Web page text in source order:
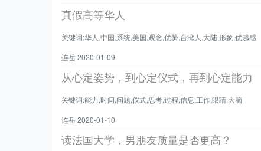
真假高等华人
关键词:华人,中国,系统,美国,观念,优势,台湾人,大陆,形象,优越感
连岳 2020-01-09
从心定姿势，到心定仪式，再到心定能力
关键词:能力,时间,问题,仪式,思考,过程,信息,工作,眼睛,大脑
连岳 2020-01-10
读法国大学，男朋友质量是否更高？